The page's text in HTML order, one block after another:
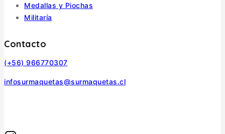
Medallas y Piochas
Militaría
Contacto
(+56) 966770307
infosurmaquetas@surmaquetas.cl